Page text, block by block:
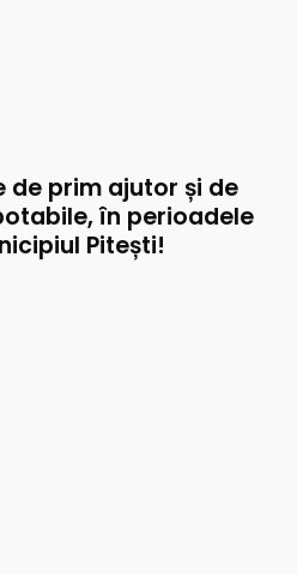
de prim ajutor și de
în perioadele
Pitești!